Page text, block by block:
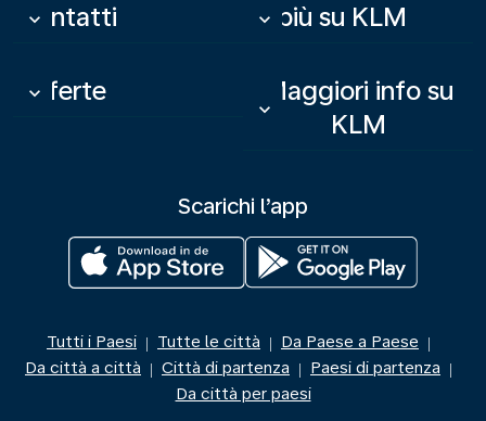
Contatti
keyboard_arrow_down Di più su KLM
keyboard_arrow_down
Offerte
keyboard_arrow_down
Maggiori info su
KLM
keyboard_arrow_down
Scarichi l’app
Tutti i Paesi | Tutte le città | Da Paese a Paese |
Da città a città | Città di partenza | Paesi di partenza |
Da città per paesi